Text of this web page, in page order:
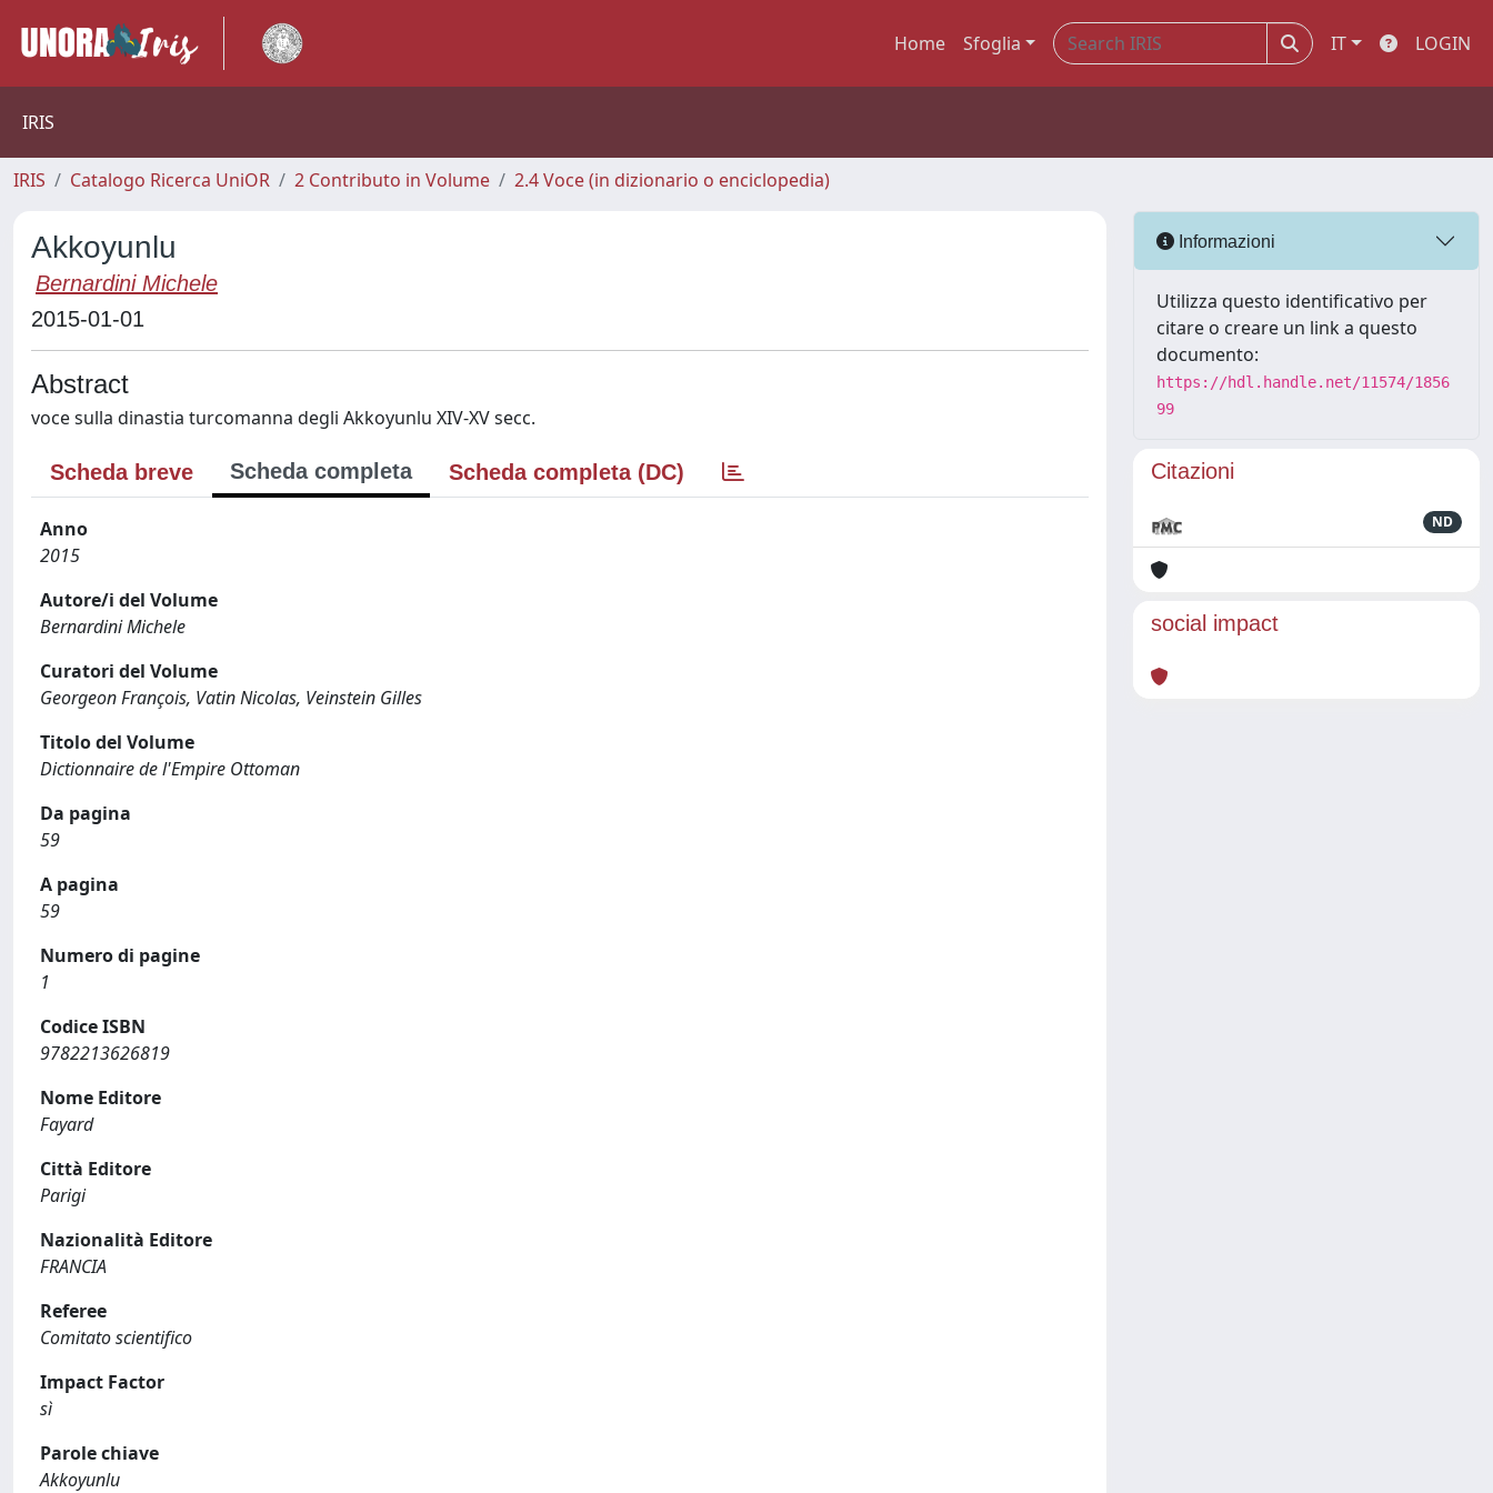
Home Sfoglia IT LOGIN
IRIS
IRIS Catalogo Ricerca UniOR 2 Contributo in Volume 2.4 Voce (in dizionario o enciclopedia)
Akkoyunlu
Bernardini Michele
2015-01-01
Abstract
voce sulla dinastia turcomanna degli Akkoyunlu XIV-XV secc.
Scheda breve Scheda completa Scheda completa (DC)
Anno
2015
Autore/i del Volume
Bernardini Michele
Curatori del Volume
Georgeon François, Vatin Nicolas, Veinstein Gilles
Titolo del Volume
Dictionnaire de l'Empire Ottoman
Da pagina
59
A pagina
59
Numero di pagine
1
Codice ISBN
9782213626819
Nome Editore
Fayard
Città Editore
Parigi
Nazionalità Editore
FRANCIA
Referee
Comitato scientifico
Impact Factor
sì
Parole chiave
Akkoyunlu
Informazioni
Utilizza questo identificativo per
citare o creare un link a questo
documento:
https://hdl.handle.net/11574/1856
99
Citazioni
ND
social impact